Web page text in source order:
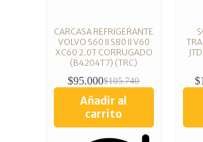
CARCASA REFRIGERANTE
VOLVO S60 II S80 II V60
XC60 2.0T CORRUGADO
(B4204T7) (TRC)
$105.740
$95.000
Añadir al
carrito
$